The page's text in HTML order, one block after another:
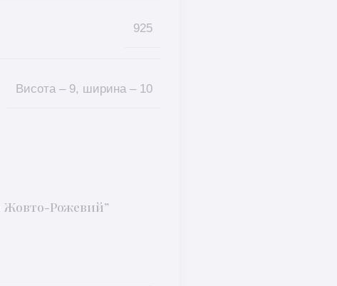
925
Висота – 9, ширина – 10
Жовто-Рожевий”